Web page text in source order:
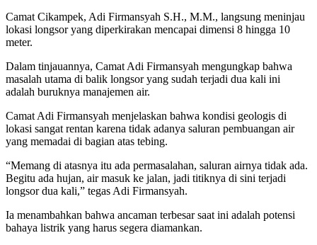
Camat Cikampek, Adi Firmansyah S.H., M.M., langsung meninjau
lokasi longsor yang diperkirakan mencapai dimensi 8 hingga 10
meter.
Dalam tinjauannya, Camat Adi Firmansyah mengungkap bahwa
masalah utama di balik longsor yang sudah terjadi dua kali ini
adalah buruknya manajemen air.
Camat Adi Firmansyah menjelaskan bahwa kondisi geologis di
lokasi sangat rentan karena tidak adanya saluran pembuangan air
yang memadai di bagian atas tebing.
“Memang di atasnya itu ada permasalahan, saluran airnya tidak ada.
Begitu ada hujan, air masuk ke jalan, jadi titiknya di sini terjadi
longsor dua kali,” tegas Adi Firmansyah.
Ia menambahkan bahwa ancaman terbesar saat ini adalah potensi
bahaya listrik yang harus segera diamankan.